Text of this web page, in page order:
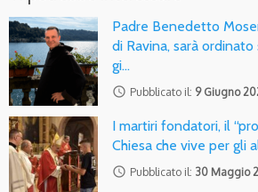
Padre Benedetto
di Ravina, sarà
gi…
access_time Pubblicato il: 9 Giugno
I martiri fondatori, il
Chiesa che vive per gli
access_time Pubblicato il: 30 Maggio